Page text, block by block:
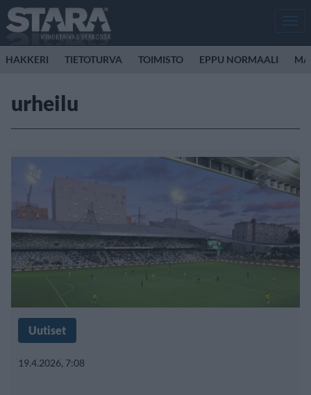
HAKKERI TIETOTURVA TOIMISTO EPPU NORMAALI
urheilu
Uutiset
19.4.2026, 7:08